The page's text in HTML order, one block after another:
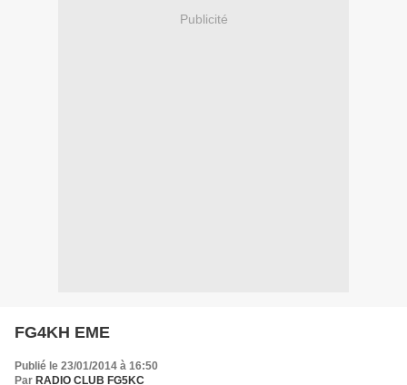
Publicité
FG4KH EME
Publié le 23/01/2014 à 16:50
Par RADIO CLUB FG5KC